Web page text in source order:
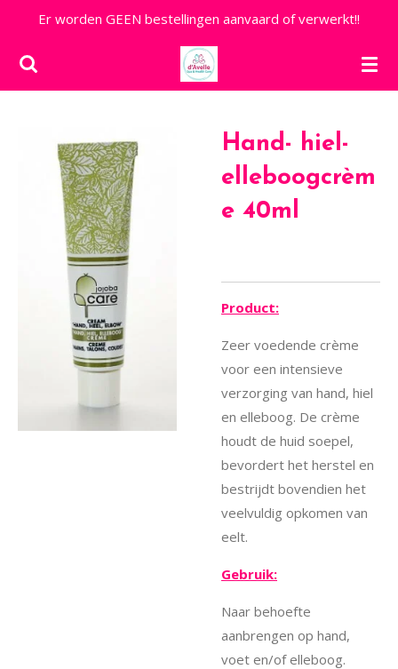
naar
de
Er worden GEEN bestellingen aanvaard of verwerkt!!
Hand- hiel-
elleboogcrèm
e 40ml
Product:
Zeer voedende crème
voor een intensieve
verzorging van hand, hiel
en elleboog. De crème
houdt de huid soepel,
bevordert het herstel en
bestrijdt bovendien het
veelvuldig opkomen van
eelt.
Gebruik:
Naar behoefte
aanbrengen op hand,
voet en/of elleboog.